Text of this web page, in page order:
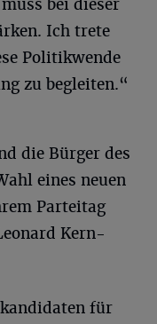
bei dieser
Ich trete
Politikwende
zu begleiten.“
die Bürger des
eines neuen
Parteitag
Kern-
für